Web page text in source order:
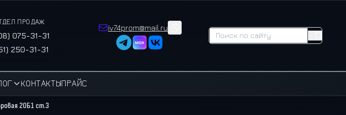
ПРОДАЖ
075-31-31
250-31-31
iv74prom@mail.ru
КОНТАКТЫПРАЙС
20Б1 ст.3